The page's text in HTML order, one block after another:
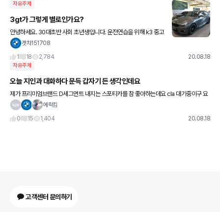
자유주제
3gt가 그렇게 별로인가요?
안녕하세요. 30대초반 사회 초년생입니다. 운전연습을 위해 k3 중고
를 3년간 타고 이제 신차를 구입하려고 하는데요. 예산은 5000정도
겟차151708
1
18 2,784 20.08.18
자유주제
오늘 지인과 대화하다 문득 갑자기 든 생각인데요
제가 프리미엄브랜드 D세그먼트 내지는 스포티카를 참 좋아하는데요 cla 대기중이구 요
새 330e 알아보고있고 차는 ats고 뭐 그러는데 차급같은건 전혀 신경은 안 쓰는데 지인
에릭킴
0
15 1,404 20.08.18
고객센터 문의하기